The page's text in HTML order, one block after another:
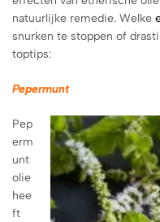
natuurlijke remedie. Welke
snurken te stoppen of
toptips:
Pepermunt
Pep
erm
unt
olie
hee
ft